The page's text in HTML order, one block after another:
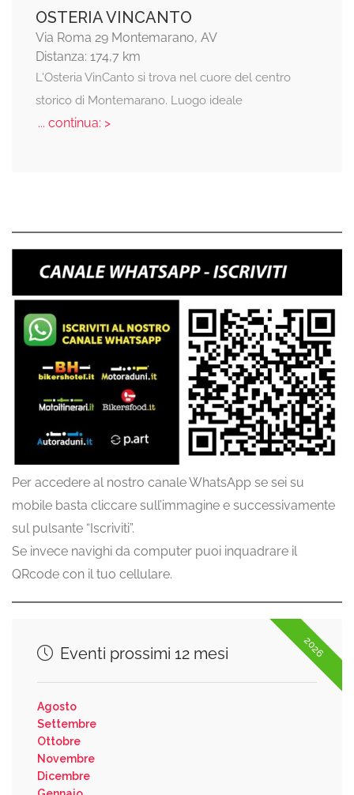
OSTERIA VINCANTO
Via Roma 29 Montemarano, AV
Distanza: 174,7 km
L'Osteria VinCanto si trova nel cuore del centro
storico di Montemarano. Luogo ideale
... continua: >
Per accedere al nostro canale WhatsApp se sei su
mobile basta cliccare sull’immagine e successivamente
sul pulsante “Iscriviti”.
Se invece navighi da computer puoi inquadrare il
QRcode con il tuo cellulare.
2026
Eventi prossimi 12 mesi
Agosto
Settembre
Ottobre
Novembre
Dicembre